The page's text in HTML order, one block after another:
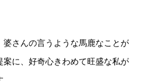
婆さんの言うような馬鹿なことが
に、好奇心きわめて旺盛な私が